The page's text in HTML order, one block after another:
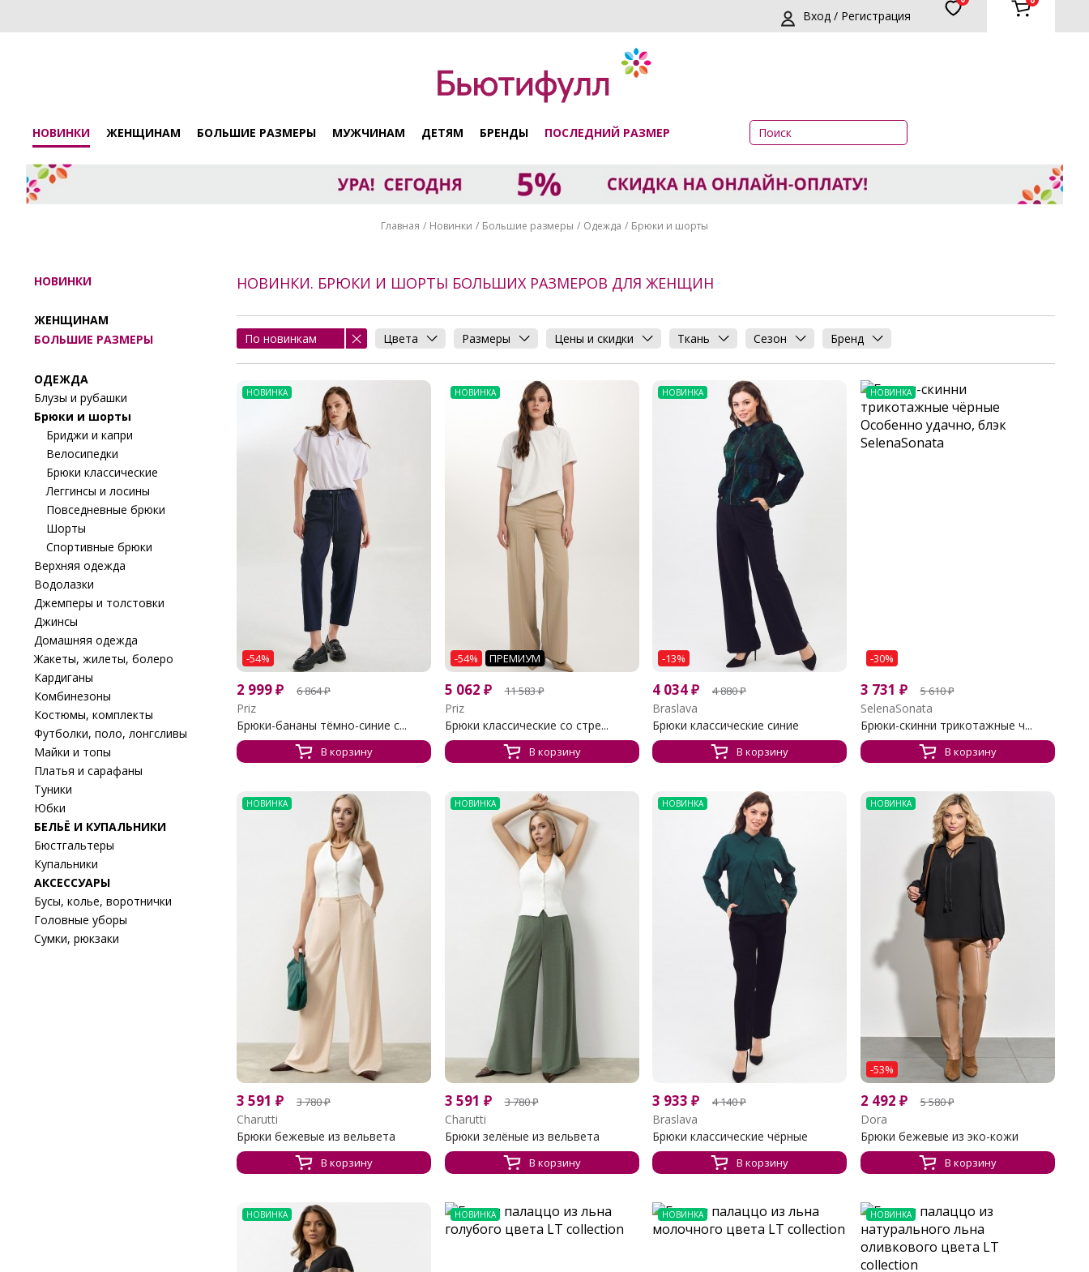
Вход / Регистрация
НОВИНКИ ЖЕНЩИНАМ БОЛЬШИЕ РАЗМЕРЫ МУЖЧИНАМ ДЕТЯМ БРЕНДЫ ПОСЛЕДНИЙ РАЗМЕР
Главная Новинки Большие размеры Одежда Брюки и шорты
НОВИНКИ
ЖЕНЩИНАМ
БОЛЬШИЕ РАЗМЕРЫ
ОДЕЖДА
Блузы и рубашки
Брюки и шорты
Бриджи и капри
Велосипедки
Брюки классические
Леггинсы и лосины
Повседневные брюки
Шорты
Спортивные брюки
Верхняя одежда
Водолазки
Джемперы и толстовки
Джинсы
Домашняя одежда
Жакеты, жилеты, болеро
Кардиганы
Комбинезоны
Костюмы, комплекты
Футболки, поло, лонгсливы
Майки и топы
Платья и сарафаны
Туники
Юбки
БЕЛЬЁ И КУПАЛЬНИКИ
Бюстгальтеры
Купальники
АКСЕССУАРЫ
Бусы, колье, воротнички
Головные уборы
Сумки, рюкзаки
НОВИНКИ. БРЮКИ И ШОРТЫ БОЛЬШИХ РАЗМЕРОВ ДЛЯ ЖЕНЩИН
По новинкам Цвета Размеры Цены и скидки Ткань Сезон Бренд
НОВИНКА
-54%
2 999₽ 6 864₽
Priz
Брюки-бананы тёмно-синие с...
В корзину
НОВИНКА
-54% ПРЕМИУМ
5 062 ₽ 11 583₽
Priz
Брюки классические со стре...
В корзину
НОВИНКА
-13%
4 034₽ 4 880₽
Braslava
Брюки классические синие
В корзину
НОВИНКА
-30%
3 731 ₽ 5 610₽
SelenaSonata
Брюки-скинни трикотажные ч...
В корзину
НОВИНКА
3 591 ₽ 3 780₽
Charutti
Брюки бежевые из вельвета
В корзину
НОВИНКА
3 591 ₽ 3 780₽
Charutti
Брюки зелёные из вельвета
В корзину
НОВИНКА
3 933 ₽ 4 140₽
Braslava
Брюки классические чёрные
В корзину
НОВИНКА
-53%
2 492 ₽ 5 580₽
Dora
Брюки бежевые из эко-кожи
В корзину
НОВИНКА НОВИНКА НОВИНКА НОВИНКА